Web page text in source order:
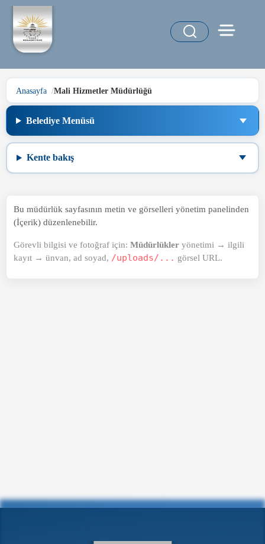
Anasayfa Mali Hizmetler Müdürlüğü
Belediye Menüsü
Kente bakış
Bu müdürlük sayfasının metin ve görselleri yönetim panelinden
(İçerik) düzenlenebilir.
Görevli bilgisi ve fotoğraf için: Müdürlükler yönetimi → ilgili
kayıt → ünvan, ad soyad, /uploads/... görsel URL.